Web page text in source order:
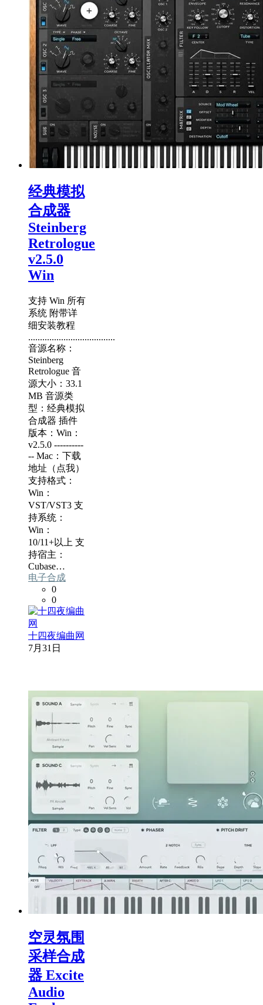
经典模拟
合成器
Steinberg
Retrologue
v2.5.0
Win
支持 Win 所有
系统 附带详
细安装教程
.....................................
音源名称：
Steinberg
Retrologue 音
源大小：33.1
MB 音源类
型：经典模拟
合成器 插件
版本：Win：
v2.5.0 ----------
-- Mac：下载
地址（点我）
支持格式：
Win：
VST/VST3 支
持系统：
Win：
10/11+以上 支
持宿主：
Cubase…
电子合成
0
0
十四夜编曲网
7月31日
空灵氛围
采样合成
器 Excite
Audio